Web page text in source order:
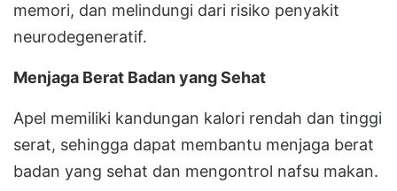
memori, dan melindungi dari risiko penyakit
neurodegeneratif.
Menjaga Berat Badan yang Sehat
Apel memiliki kandungan kalori rendah dan tinggi
serat, sehingga dapat membantu menjaga berat
badan yang sehat dan mengontrol nafsu makan.